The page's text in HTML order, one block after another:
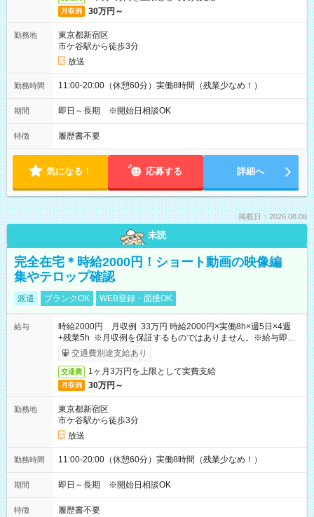
月収例 30万円～
勤務地
東京都新宿区
市ケ谷駅から徒歩3分
放送
勤務時間 11:00-20:00（休憩60分）実働8時間（残業少なめ！）
期間 即日～長期 ※開始日相談OK
特徴 履歴書不要
気になる！ 応募する 詳細へ
掲載日：2026.08.08
未読
完全在宅＊時給2000円！ショート動画の映像編
集やテロップ確認
派遣 ブランクOK WEB登録・面接OK
給与
時給2000円 月収例 33万円 時給2000円×実働8h×週5日×4週
+残業5h ※月収例を保証するものではありません。※給与即受
取りサービス利用可（利用条件有）
交通費別途支給あり
交通費 1ヶ月3万円を上限として実費支給
月収例 30万円～
勤務地
東京都新宿区
市ケ谷駅から徒歩3分
放送
勤務時間 11:00-20:00（休憩60分）実働8時間（残業少なめ！）
期間 即日～長期 ※開始日相談OK
特徴 履歴書不要